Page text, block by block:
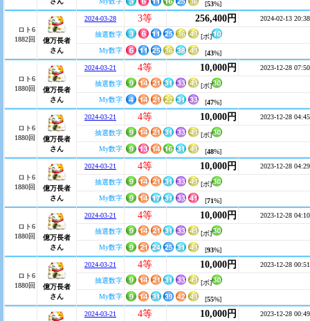
[53%]
ロト6
1882回
億万長者
さん
2024-03-28 3等 256,400円 2024-02-13 20:38
抽選数字
[ボ]
My数字
[43%]
ロト6
1880回
億万長者
さん
2024-03-21 4等 10,000円 2023-12-28 07:50
抽選数字
[ボ]
My数字
[47%]
ロト6
1880回
億万長者
さん
2024-03-21 4等 10,000円 2023-12-28 04:45
抽選数字
[ボ]
My数字
[48%]
ロト6
1880回
億万長者
さん
2024-03-21 4等 10,000円 2023-12-28 04:29
抽選数字
[ボ]
My数字
[71%]
ロト6
1880回
億万長者
さん
2024-03-21 4等 10,000円 2023-12-28 04:10
抽選数字
[ボ]
My数字
[93%]
ロト6
1880回
億万長者
さん
2024-03-21 4等 10,000円 2023-12-28 00:51
抽選数字
[ボ]
My数字
[55%]
2024-03-21 4等 10,000円 2023-12-28 00:49